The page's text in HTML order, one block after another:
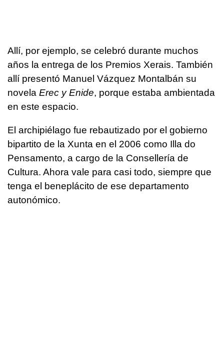
Allí, por ejemplo, se celebró durante muchos
años la entrega de los Premios Xerais. También
allí presentó Manuel Vázquez Montalbán su
novela Erec y Enide, porque estaba ambientada
en este espacio.
El archipiélago fue rebautizado por el gobierno
bipartito de la Xunta en el 2006 como Illa do
Pensamento, a cargo de la Consellería de
Cultura. Ahora vale para casi todo, siempre que
tenga el beneplácito de ese departamento
autonómico.